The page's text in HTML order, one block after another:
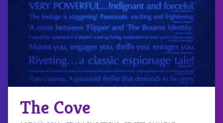
The Cove